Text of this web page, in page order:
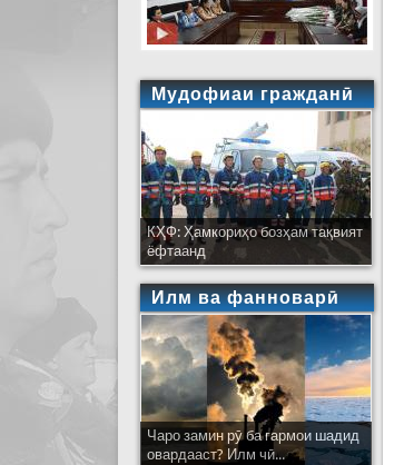
Мудофиаи гражданӣ
КҲФ: Ҳамкориҳо бозҳам тақвият
ёфтаанд
Илм ва фанноварӣ
Чаро замин рӯ ба гармои шадид
овардааст? Илм чӣ...